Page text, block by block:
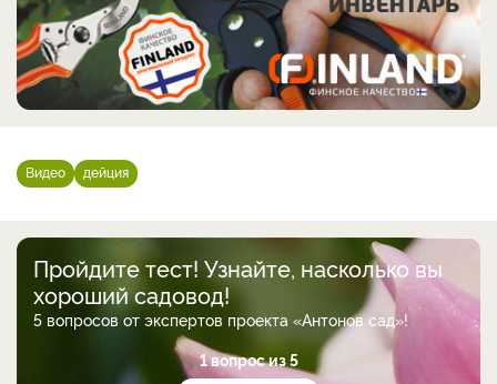
Видео дейция
Пройдите тест! Узнайте, насколько вы
хороший садовод!
5 вопросов от экспертов проекта «Антонов сад»!
1 вопрос из 5